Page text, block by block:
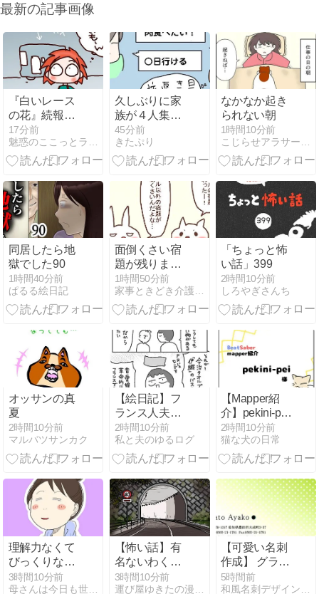
最新の記事画像
『白いレース
の花』続報と
『洗面所と寝
室両方に置い
てあるもの』
17分前
魅惑のここっとライフ
久しぶりに家
族が４人集合
♩みんなです
き焼きを囲み
ました
45分前
きたぷり
なかなか起き
られない朝
1時間10分前
こじらせアラサーの人生日記
同居したら地
獄でした90
1時間40分前
ぱるる絵日記
面倒くさい宿
題が残りまし
た。
1時間50分前
家事ときどき介護〜介護は一息、今度は育児！？〜
「ちょっと怖
い話」399
2時間10分前
しろやぎさんち
オッサンの真
夏
2時間10分前
マルバツサンカク
【絵日記】フ
ランス人夫が
「日本人と結
婚してよかっ
た」と感動し
「伊織」の話
2時間10分前
私と夫のゆるログ
【Mapper紹
介】pekini-pei
様
2時間10分前
猫な犬の日常
理解力なくて
びっくりなん
だけど頑張る
3時間10分前
母さんは今日も世話をやく
【怖い話】有
名ないわくつ
きのトンネル
を通ったら 何
3時間10分前
【可愛い名刺
作成】 グラデ
ーションとド
ットが可愛い
5時間前